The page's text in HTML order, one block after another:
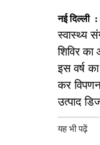
नई दिल्ली :
स्वास्थ्य
शिविर
इस वर्ष
कर
उत्पाद
यह भी पढ़ें